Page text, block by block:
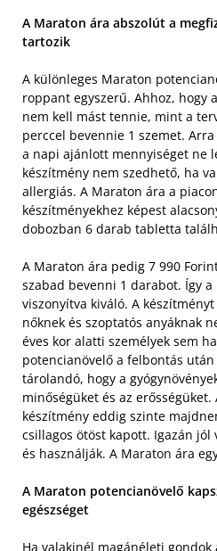
A Maraton ára abszolút a
tartozik
A különleges Maraton
roppant egyszerű. Ahhoz, hogy
nem kell mást tennie, mint a
perccel bevennie 1 szemet.
a napi ajánlott mennyiséget ne
készítmény nem szedhető, ha
allergiás. A Maraton ára a
készítményekhez képest
dobozban 6 darab tabletta
A Maraton ára pedig 7 990
szabad bevenni 1 darabot. Így
viszonyítva kiváló. A
nőknek és szoptatós anyáknak
éves kor alatti személyek sem
potencianövelő a felbontás
tárolandó, hogy a
minőségüket és az
készítmény eddig szinte
csillagos ötöst kapott. Igazán jól
és használják. A Maraton ára
A Maraton potencianövelő
egészséget
Ha valakinél magánéleti gondok